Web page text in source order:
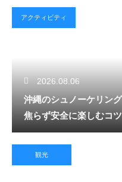
アクティビティ
2026.08.06
沖縄のシュノーケリン
焦らず安全に楽しむコツ
観光